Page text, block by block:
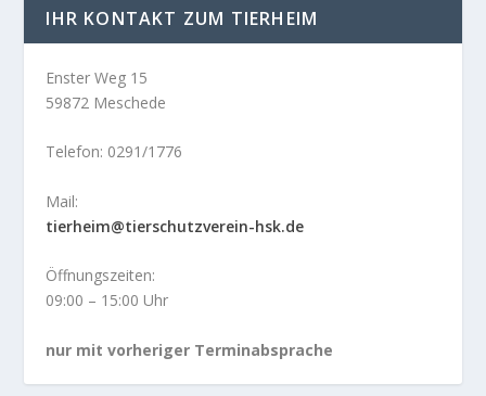
IHR KONTAKT ZUM TIERHEIM
Enster Weg 15
59872 Meschede
Telefon: 0291/1776
Mail:
tierheim@tierschutzverein-hsk.de
Öffnungszeiten:
09:00 – 15:00 Uhr
nur mit vorheriger Terminabsprache